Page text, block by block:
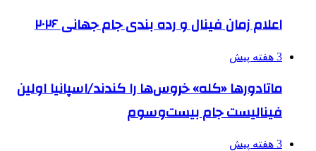
اعلام زمان فینال و رده بندی جام جهانی ۲۰۲۶
3 هفته پیش
ماتادورها «کله» خروس‌ها را کندند/اسپانیا اولین
فینالیست جام بیست‌وسوم
3 هفته پیش